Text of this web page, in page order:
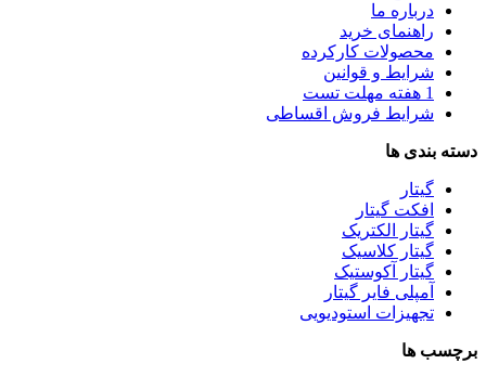
درباره ما
راهنمای خرید
محصولات کارکرده
شرایط و قوانین
1 هفته مهلت تست
شرایط فروش اقساطی
دسته بندی ها
گیتار
افکت گیتار
گیتار الکتریک
گیتار کلاسیک
گیتار آکوستیک
آمپلی فایر گیتار
تجهیزات استودیویی
برچسب ها